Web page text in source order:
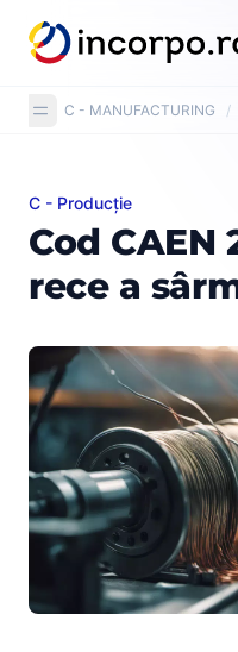
principal
C - MANUFACTURING /
Cod CAEN 2434:
C - Producție
Cod CAEN
rece a